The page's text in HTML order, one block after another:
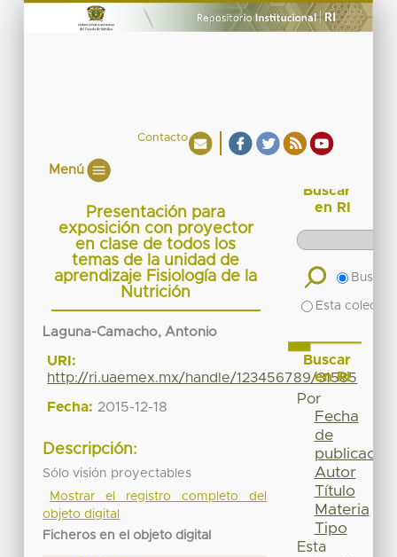
Contacto
Menú
Presentación para
exposición con proyector
en clase de todos los
temas de la unidad de
aprendizaje Fisiología de la
Nutrición
Laguna-Camacho, Antonio
URI:
http://ri.uaemex.mx/handle/123456789/31585
Fecha: 2015-12-18
Descripción:
Sólo visión proyectables
Mostrar el registro completo del
objeto digital
Ficheros en el objeto digital
Buscar
en RI
Buscar
Esta
Buscar
en RI
Por
Fecha
de
publicación
Autor
Título
Materia
Tipo
Esta